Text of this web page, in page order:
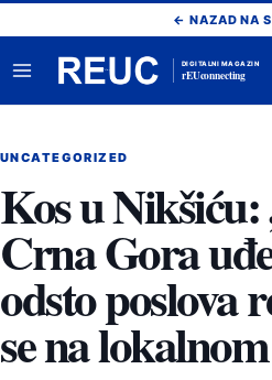
na
sadržaj
← NAZAD NA
Otvori
meni
DIGITALNI MAGAZIN
rEUconnecting
UNCATEGORIZED
Kos u
Crna Gora
odsto poslova
se na